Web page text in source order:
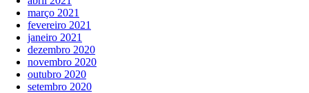
março 2021
fevereiro 2021
janeiro 2021
dezembro 2020
novembro 2020
outubro 2020
setembro 2020